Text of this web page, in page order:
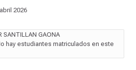
2026
SANTILLAN GAONA
hay estudiantes matriculados en este